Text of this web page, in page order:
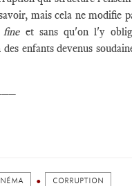
mais cela ne modifie
et sans qu'on l'y
enfants devenus
CORRUPTION